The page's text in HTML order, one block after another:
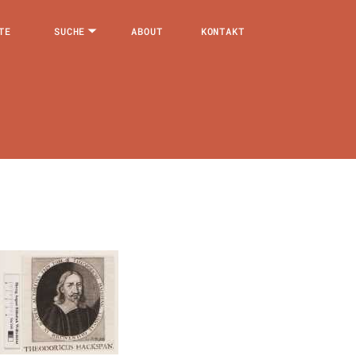
SUCHE ABOUT KONTAKT